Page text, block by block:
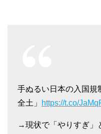
手ぬるい日本の入国
全土」
https://t.co/
→現状で「やりすぎ」